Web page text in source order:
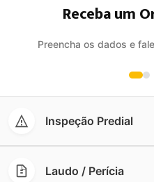
Receba um
Preencha os dados e
Inspeção Predial
Laudo / Perícia